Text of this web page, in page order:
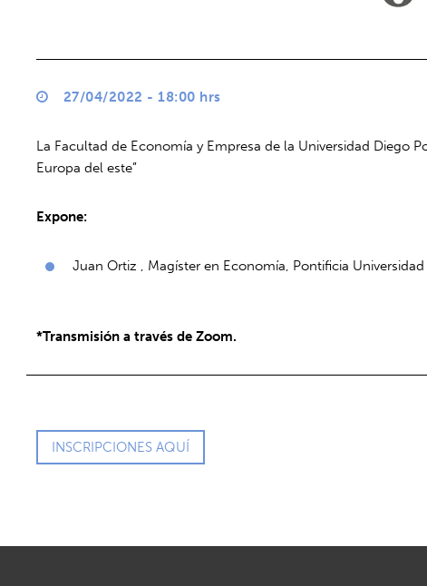
27/04/2022 - 18:00 hrs
La Facultad de Economía y Empresa de la Universidad Diego
Europa del este”
Expone:
Juan Ortiz , Magíster en Economía, Pontificia
*Transmisión a través de Zoom.
INSCRIPCIONES AQUÍ